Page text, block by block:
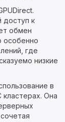
доступ к
обмен
особенно
где
низкие
в
Она